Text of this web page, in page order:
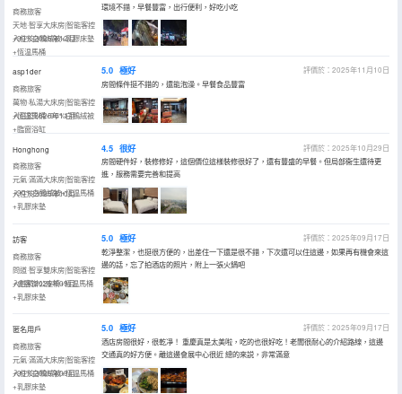
商務旅客
天地·智享大床房|智能客控
+90%白鴨絨被+乳膠床墊
+恆温馬桶
入住於2025年12月
環境不錯，早餐豐富，出行便利，好吃小吃
asp1der
商務旅客
萬物·私湯大床房|智能客控
+恆温馬桶+90%白鴨絨被
+臨窗浴缸
入住於2025年11月
5.0 極好
評價於：2025年11月10日
房間條件挺不錯的，還能泡澡。早餐食品豐富
Honghong
商務旅客
元氣·滿滿大床房|智能客控
+90%白鴨絨被+恆温馬桶
+乳膠床墊
入住於2025年10月
4.5 很好
評價於：2025年10月29日
房間硬件好，裝修修好，這個價位這樣裝修很好了，還有豐盛的早餐。但局部衞生還待更
進，服務需要完善和提高
訪客
商務旅客
問道·智享雙床房|智能客控
+會客辦公座椅+恆温馬桶
+乳膠床墊
入住於2025年09月
5.0 極好
評價於：2025年09月17日
乾淨整潔，也挺很方便的，出差住一下還是很不錯，下次還可以住這邊，如果再有機會來這
邊的話，忘了拍酒店的照片，附上一張火鍋吧
匿名用戶
商務旅客
元氣·滿滿大床房|智能客控
+90%白鴨絨被+恆温馬桶
+乳膠床墊
入住於2025年09月
5.0 極好
評價於：2025年09月17日
酒店房間很好，很乾凈！ 重慶真是太美啦，吃的也很好吃！老闆很耐心的介紹路線，這邊
交通真的好方便。離這邊會展中心很近 總的來説，非常滿意